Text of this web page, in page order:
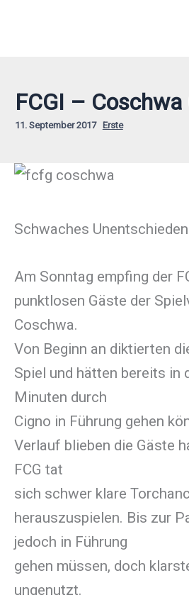
FCGI – Coschwa
11. September 2017 Erste
Schwaches
Am Sonntag empfing der
punktlosen Gäste der
Coschwa.
Von Beginn an diktierten
Spiel und hätten bereits in
Minuten durch
Cigno in Führung gehen
Verlauf blieben die Gäste
FCG tat
sich schwer klare
herauszuspielen. Bis zur
jedoch in Führung
gehen müssen, doch
ungenutzt.